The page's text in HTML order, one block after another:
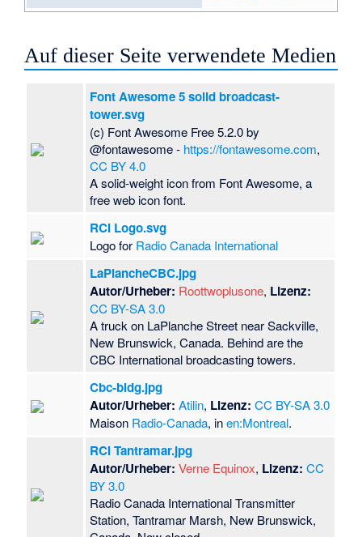
Auf dieser Seite verwendete Medien
Font Awesome 5 solid broadcast-
tower.svg
(c) Font Awesome Free 5.2.0 by
@fontawesome - https://fontawesome.com,
CC BY 4.0
A solid-weight icon from Font Awesome, a
free web icon font.
RCI Logo.svg
Logo for Radio Canada International
LaPlancheCBC.jpg
Autor/Urheber: Roottwoplusone, Lizenz:
CC BY-SA 3.0
A truck on LaPlanche Street near Sackville,
New Brunswick, Canada. Behind are the
CBC International broadcasting towers.
Cbc-bldg.jpg
Autor/Urheber: Atilin, Lizenz: CC BY-SA 3.0
Maison Radio-Canada, inen:Montreal.
RCI Tantramar.jpg
Autor/Urheber: Verne Equinox, Lizenz: CC
BY 3.0
Radio Canada International Transmitter
Station, Tantramar Marsh, New Brunswick,